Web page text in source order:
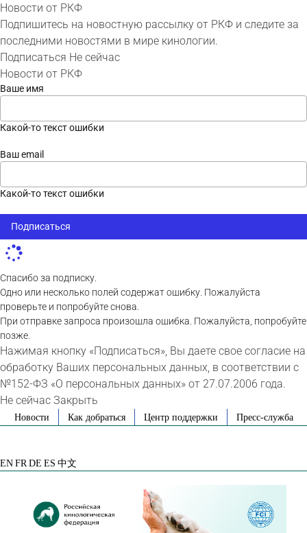
Новости от РКФ
Подпишитесь на новостную рассылку от РКФ и следите за
последними новостями в мире кинологии.
Подписаться Не сейчас
Новости от РКФ
Ваше имя
Какой-то текст ошибки
Ваш email
Какой-то текст ошибки
Подписаться
Спасибо за подписку.
Одно или несколько полей содержат ошибку. Пожалуйста
проверьте и попробуйте снова.
При отправке запроса произошла ошибка. Пожалуйста, попробуйте
позже.
Нажимая кнопку «Подписаться», Вы даете свое согласие на
обработку Ваших персональных данных, в соответствии с
№152-ФЗ «О персональных данных» от 27.07.2006 года.
Не сейчас Закрыть
SkipНовости Как добраться Центр поддержки Пресс-служба
EN FR DE ES 中文